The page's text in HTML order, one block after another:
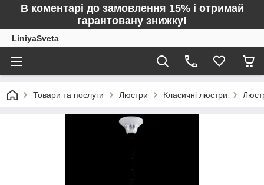
В коментарі до замовлення 15% і отримай
гарантовану знижку!
LiniyaSveta
Товари та послуги Люстри Класичні люстри